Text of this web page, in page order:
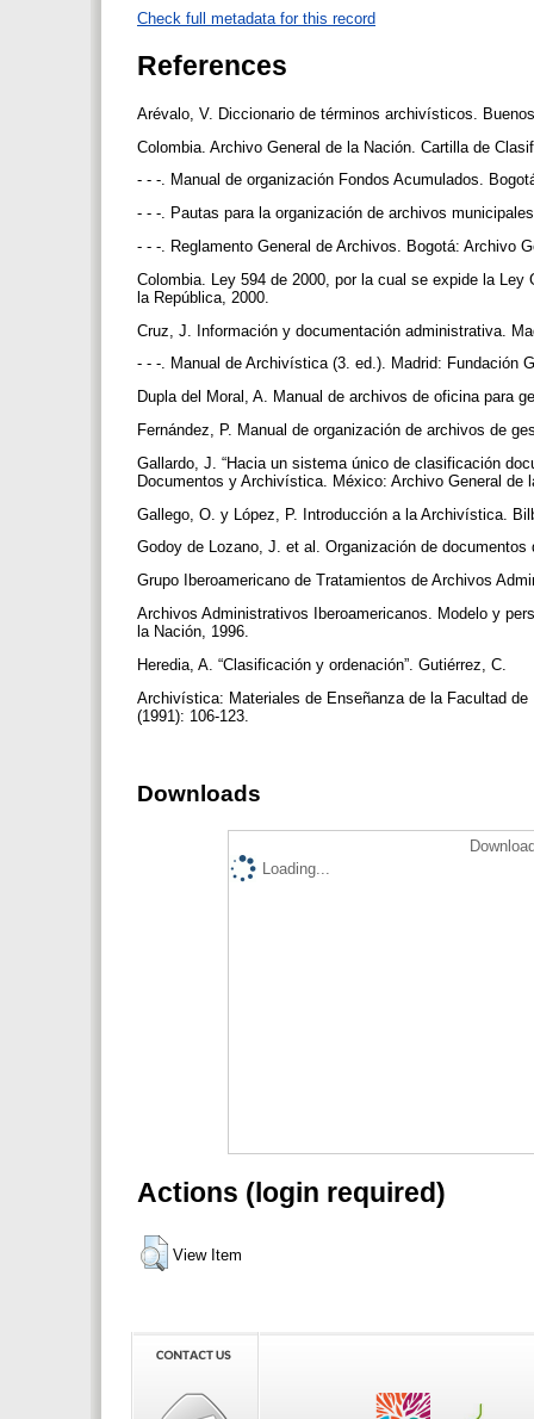
Check full metadata for this record
References
Arévalo, V. Diccionario de términos archivísticos.
Colombia. Archivo General de la Nación. Cartilla de
- - -. Manual de organización Fondos Acumulados.
- - -. Pautas para la organización de archivos
- - -. Reglamento General de Archivos. Bogotá: Archivo
Colombia. Ley 594 de 2000, por la cual se expide la
la República, 2000.
Cruz, J. Información y documentación administrativa.
- - -. Manual de Archivística (3. ed.). Madrid: Fundación
Dupla del Moral, A. Manual de archivos de oficina para
Fernández, P. Manual de organización de archivos de
Gallardo, J. “Hacia un sistema único de clasificación
Documentos y Archivística. México: Archivo General de
Gallego, O. y López, P. Introducción a la Archivística.
Godoy de Lozano, J. et al. Organización de
Grupo Iberoamericano de Tratamientos de Archivos
Archivos Administrativos Iberoamericanos. Modelo y
la Nación, 1996.
Heredia, A. “Clasificación y ordenación”. Gutiérrez, C.
Archivística: Materiales de Enseñanza de la Facultad
(1991): 106-123.
Downloads
Loading...
Actions (login required)
View Item